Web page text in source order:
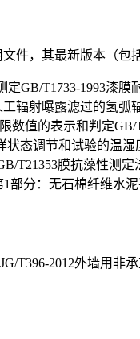
件，其最新版本（包
GB/T1733-1993漆膜
辐射曝露滤过的氢
值的表示和判定
态调节和试验的温
T21353膜抗藻性测
部分：无石棉纤维水
T396-2012外墙用非